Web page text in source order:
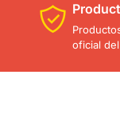
oficial